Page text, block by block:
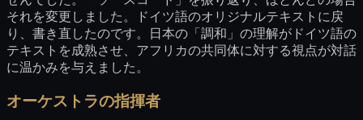
それを変更しました。ドイツ語のオリジナルテキストに戻
り、書き直したのです。日本の「調和」の理解がドイツ語の
テキストを成熟させ、アフリカの共同体に対する視点が対話
に温かみを与えました。
オーケストラの指揮者